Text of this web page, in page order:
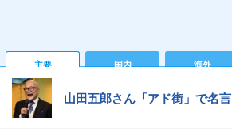
主要 国内 海外
山田五郎さん「アド街」で名言